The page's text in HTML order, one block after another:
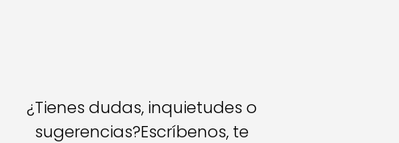
¿Tienes dudas, inquietudes o
sugerencias?Escríbenos, te